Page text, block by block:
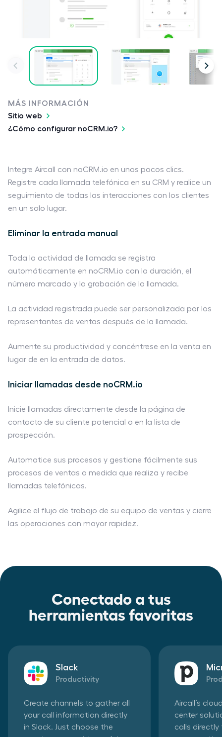
MÁS INFORMACIÓN
Sitio web
¿Cómo configurar noCRM.io?
Integre Aircall con noCRM.io en unos pocos clics.
Registre cada llamada telefónica en su CRM y realice un
seguimiento de todas las interacciones con los clientes
en un solo lugar.
Eliminar la entrada manual
Toda la actividad de llamada se registra
automáticamente en noCRM.io con la duración, el
número marcado y la grabación de la llamada.
La actividad registrada puede ser personalizada por los
representantes de ventas después de la llamada.
Aumente su productividad y concéntrese en la venta en
lugar de en la entrada de datos.
Iniciar llamadas desde noCRM.io
Inicie llamadas directamente desde la página de
contacto de su cliente potencial o en la lista de
prospección.
Automatice sus procesos y gestione fácilmente sus
procesos de ventas a medida que realiza y recibe
llamadas telefónicas.
Agilice el flujo de trabajo de su equipo de ventas y cierre
las operaciones con mayor rapidez.
Conectado a tus
herramientas favoritas
Slack
Productivity
Create channels to gather all
your call information directly
in Slack. Just choose the
Aircall’s
center
calls